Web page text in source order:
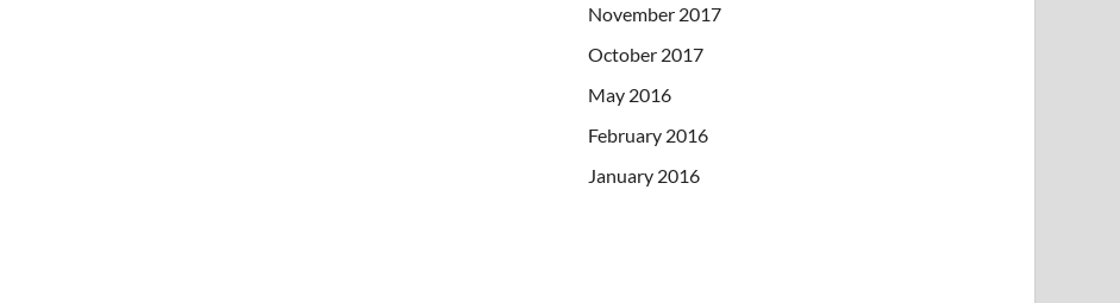
November 2017
October 2017
May 2016
February 2016
January 2016